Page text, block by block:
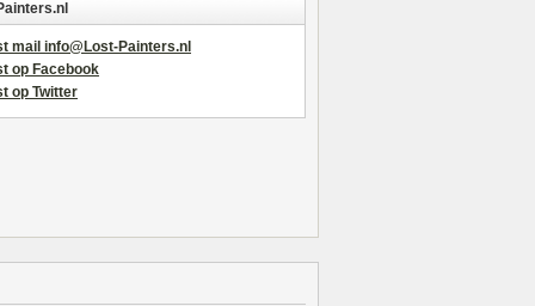
mail info@Lost-Painters.nl
op Facebook
op Twitter